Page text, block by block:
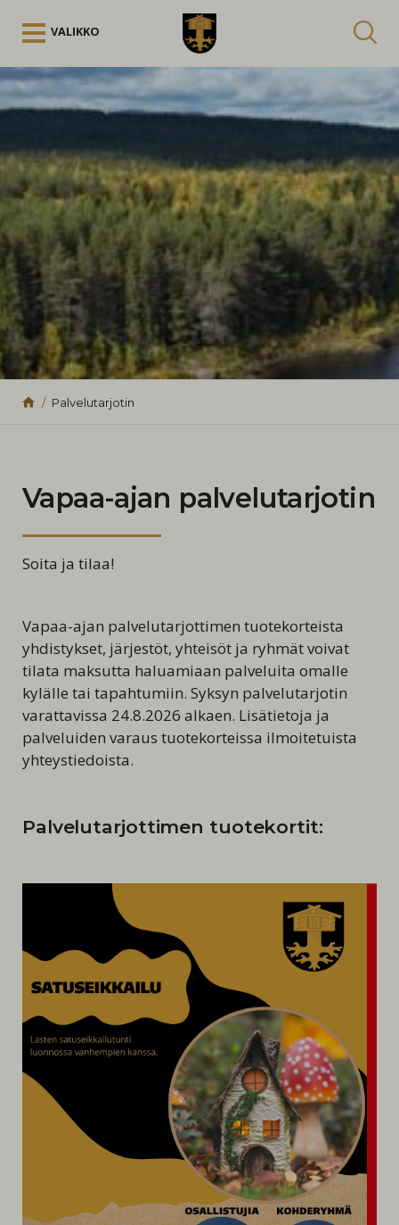
VALIKKO
Kuuntele
Palvelutarjotin
Vapaa-ajan palvelutarjotin
Soita ja tilaa!
Vapaa-ajan palvelutarjottimen tuotekorteista
yhdistykset, järjestöt, yhteisöt ja ryhmät voivat
tilata maksutta haluamiaan palveluita omalle
kylälle tai tapahtumiin. Syksyn palvelutarjotin
varattavissa 24.8.2026 alkaen. Lisätietoja ja
palveluiden varaus tuotekorteissa ilmoitetuista
yhteystiedoista.
Palvelutarjottimen tuotekortit: